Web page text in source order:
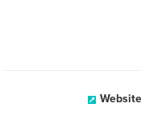
Website